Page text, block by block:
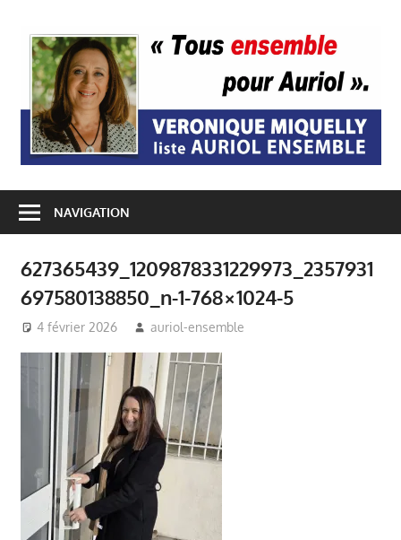
contenu
NAVIGATION
627365439_1209878331229973_2357931
697580138850_n-1-768×1024-5
4 février 2026 auriol-ensemble